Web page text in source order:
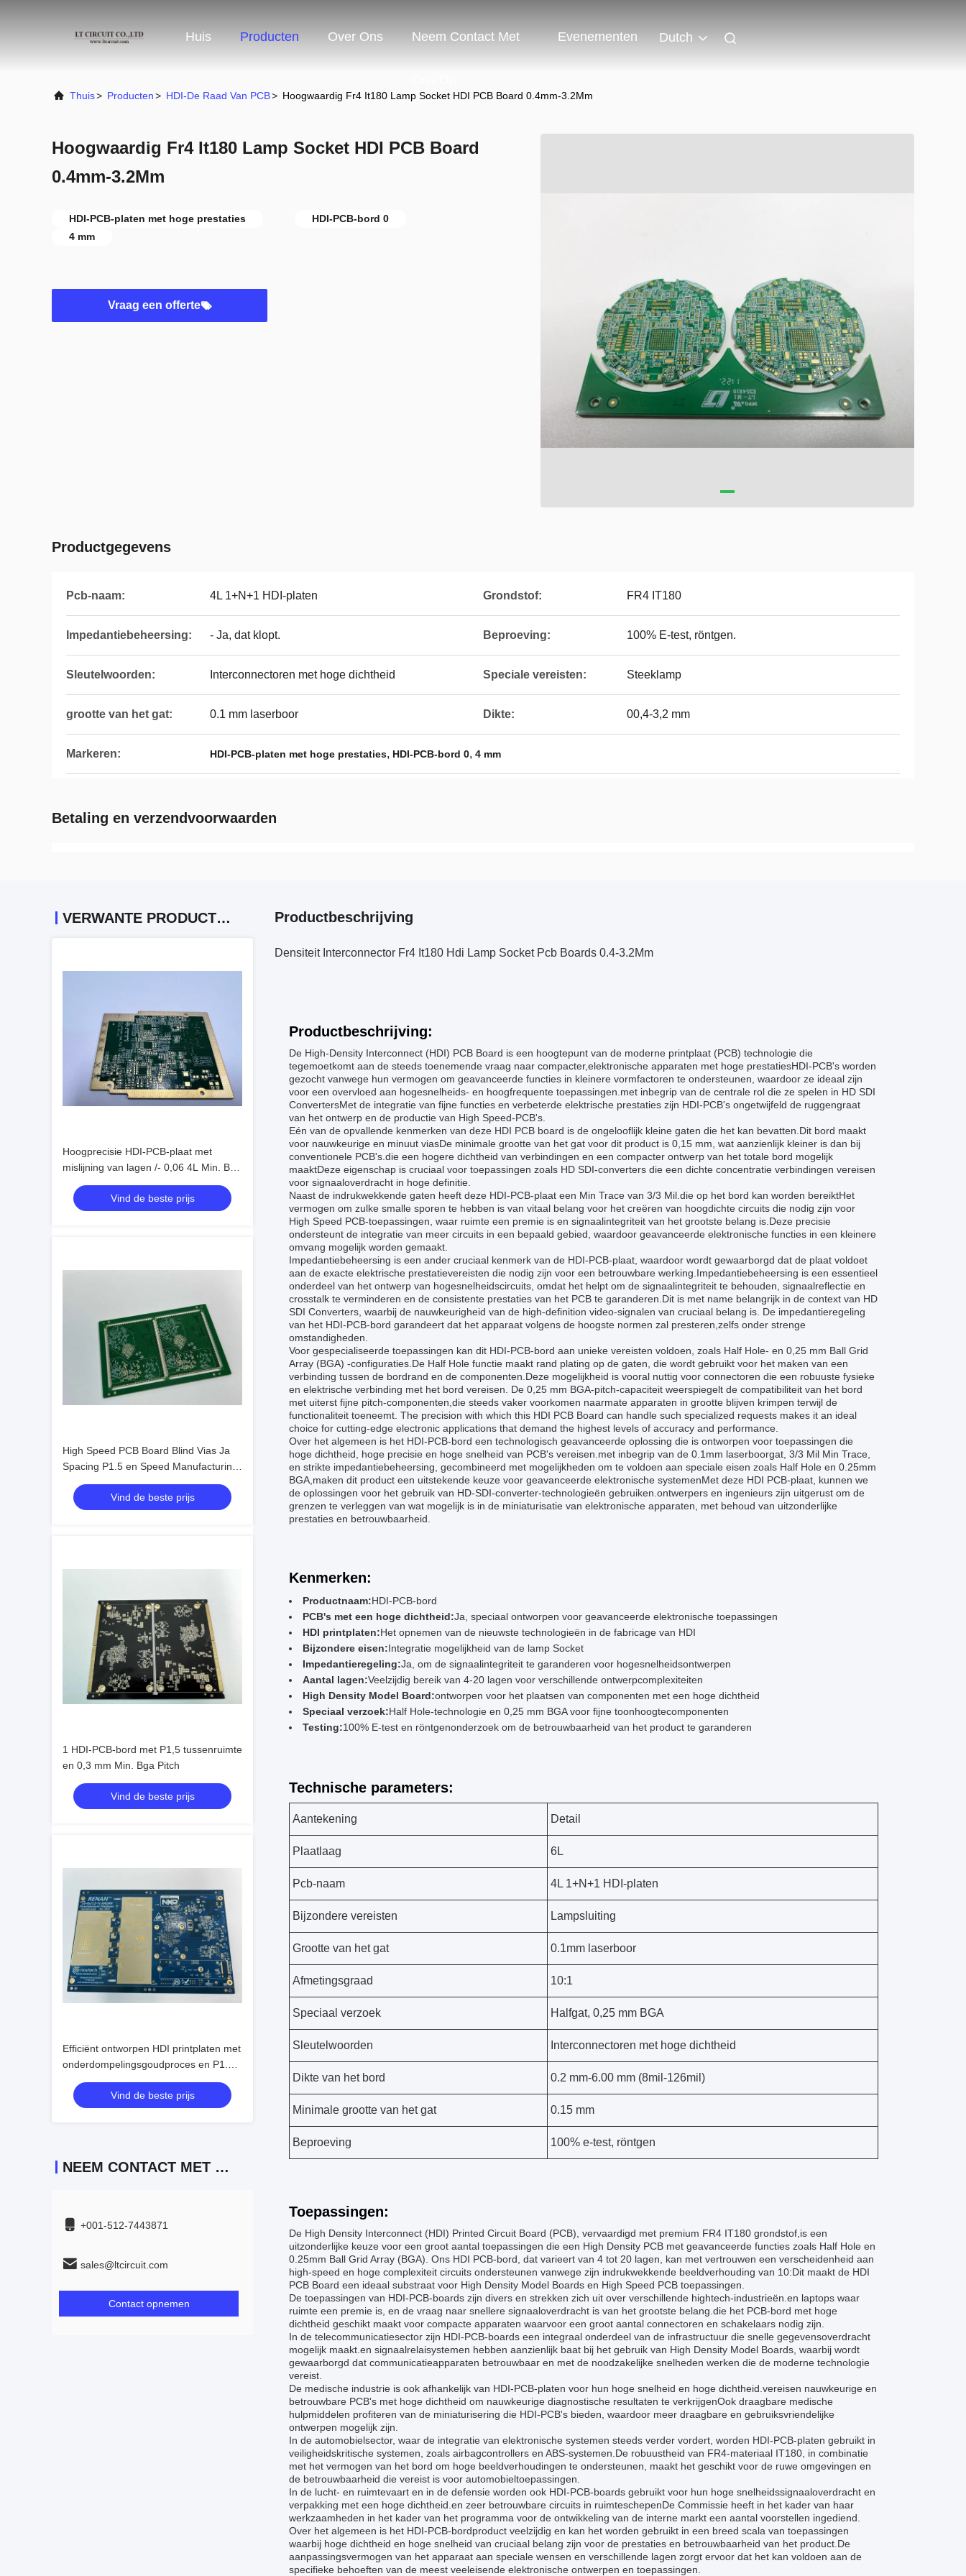
Huis Producten Over Ons Neem Contact Met Evenementen Dutch
Thuis> Producten> HDI-De Raad Van PCB> Hoogwaardig Fr4 It180 Lamp Socket HDI PCB Board 0.4mm-3.2Mm
Hoogwaardig Fr4 It180 Lamp Socket HDI PCB Board
0.4mm-3.2Mm
HDI-PCB-platen met hoge prestaties
HDI-PCB-bord 0
4 mm
Vraag een offerte
Productgegevens
Pcb-naam: 4L 1+N+1 HDI-platen Grondstof: FR4 IT180
Impedantiebeheersing: - Ja, dat klopt. Beproeving: 100% E-test, röntgen.
Sleutelwoorden: Interconnectoren met hoge dichtheid Speciale vereisten: Steeklamp
grootte van het gat: 0.1 mm laserboor Dikte: 00,4-3,2 mm
Markeren: HDI-PCB-platen met hoge prestaties, HDI-PCB-bord 0, 4 mm
Betaling en verzendvoorwaarden
VERWANTE PRODUCTEN
Hoogprecisie HDI-PCB-plaat met
mislijning van lagen /- 0,06 4L Min. Bga
Pitch 0,3mm
Vind de beste prijs
High Speed PCB Board Blind Vias Ja
Spacing P1.5 en Speed Manufacturing
voor uw productielijn
Vind de beste prijs
1 HDI-PCB-bord met P1,5 tussenruimte
en 0,3 mm Min. Bga Pitch
Vind de beste prijs
Efficiënt ontworpen HDI printplaten met
onderdompelingsgoudproces en P1.5-
spatiëring
Vind de beste prijs
NEEM CONTACT MET ONS OP
+001-512-7443871
sales@ltcircuit.com
Contact opnemen
Productbeschrijving
Densiteit Interconnector Fr4 It180 Hdi Lamp Socket Pcb Boards 0.4-3.2Mm
Productbeschrijving:
De High-Density Interconnect (HDI) PCB Board is een hoogtepunt van de moderne printplaat (PCB) technologie die
tegemoetkomt aan de steeds toenemende vraag naar compacter,elektronische apparaten met hoge prestatiesHDI-PCB's worden
gezocht vanwege hun vermogen om geavanceerde functies in kleinere vormfactoren te ondersteunen, waardoor ze ideaal zijn
voor een overvloed aan hogesnelheids- en hoogfrequente toepassingen.met inbegrip van de centrale rol die ze spelen in HD SDI
ConvertersMet de integratie van fijne functies en verbeterde elektrische prestaties zijn HDI-PCB's ongetwijfeld de ruggengraat
van het ontwerp en de productie van High Speed-PCB's.
Eén van de opvallende kenmerken van deze HDI PCB board is de ongelooflijk kleine gaten die het kan bevatten.Dit bord maakt
voor nauwkeurige en minuut viasDe minimale grootte van het gat voor dit product is 0,15 mm, wat aanzienlijk kleiner is dan bij
conventionele PCB's.die een hogere dichtheid van verbindingen en een compacter ontwerp van het totale bord mogelijk
maaktDeze eigenschap is cruciaal voor toepassingen zoals HD SDI-converters die een dichte concentratie verbindingen vereisen
voor signaaloverdracht in hoge definitie.
Naast de indrukwekkende gaten heeft deze HDI-PCB-plaat een Min Trace van 3/3 Mil.die op het bord kan worden bereiktHet
vermogen om zulke smalle sporen te hebben is van vitaal belang voor het creëren van hoogdichte circuits die nodig zijn voor
High Speed PCB-toepassingen, waar ruimte een premie is en signaalintegriteit van het grootste belang is.Deze precisie
ondersteunt de integratie van meer circuits in een bepaald gebied, waardoor geavanceerde elektronische functies in een kleinere
omvang mogelijk worden gemaakt.
Impedantiebeheersing is een ander cruciaal kenmerk van de HDI-PCB-plaat, waardoor wordt gewaarborgd dat de plaat voldoet
aan de exacte elektrische prestatievereisten die nodig zijn voor een betrouwbare werking.Impedantiebeheersing is een essentieel
onderdeel van het ontwerp van hogesnelheidscircuits, omdat het helpt om de signaalintegriteit te behouden, signaalreflectie en
crosstalk te verminderen en de consistente prestaties van het PCB te garanderen.Dit is met name belangrijk in de context van HD
SDI Converters, waarbij de nauwkeurigheid van de high-definition video-signalen van cruciaal belang is. De impedantieregeling
van het HDI-PCB-bord garandeert dat het apparaat volgens de hoogste normen zal presteren,zelfs onder strenge
omstandigheden.
Voor gespecialiseerde toepassingen kan dit HDI-PCB-bord aan unieke vereisten voldoen, zoals Half Hole- en 0,25 mm Ball Grid
Array (BGA) -configuraties.De Half Hole functie maakt rand plating op de gaten, die wordt gebruikt voor het maken van een
verbinding tussen de bordrand en de componenten.Deze mogelijkheid is vooral nuttig voor connectoren die een robuuste fysieke
en elektrische verbinding met het bord vereisen. De 0,25 mm BGA-pitch-capaciteit weerspiegelt de compatibiliteit van het bord
met uiterst fijne pitch-componenten,die steeds vaker voorkomen naarmate apparaten in grootte blijven krimpen terwijl de
functionaliteit toeneemt. The precision with which this HDI PCB Board can handle such specialized requests makes it an ideal
choice for cutting-edge electronic applications that demand the highest levels of accuracy and performance.
Over het algemeen is het HDI-PCB-bord een technologisch geavanceerde oplossing die is ontworpen voor toepassingen die
hoge dichtheid, hoge precisie en hoge snelheid van PCB's vereisen.met inbegrip van de 0.1mm laserboorgat, 3/3 Mil Min Trace,
en strikte impedantiebeheersing, gecombineerd met mogelijkheden om te voldoen aan speciale eisen zoals Half Hole en 0.25mm
BGA,maken dit product een uitstekende keuze voor geavanceerde elektronische systemenMet deze HDI PCB-plaat, kunnen we
de oplossingen voor het gebruik van HD-SDI-converter-technologieën gebruiken.ontwerpers en ingenieurs zijn uitgerust om de
grenzen te verleggen van wat mogelijk is in de miniaturisatie van elektronische apparaten, met behoud van uitzonderlijke
prestaties en betrouwbaarheid.
Kenmerken:
Productnaam:HDI-PCB-bord
PCB's met een hoge dichtheid:Ja, speciaal ontworpen voor geavanceerde elektronische toepassingen
HDI printplaten:Het opnemen van de nieuwste technologieën in de fabricage van HDI
Bijzondere eisen:Integratie mogelijkheid van de lamp Socket
Impedantieregeling:Ja, om de signaalintegriteit te garanderen voor hogesnelheidsontwerpen
Aantal lagen:Veelzijdig bereik van 4-20 lagen voor verschillende ontwerpcomplexiteiten
High Density Model Board:ontworpen voor het plaatsen van componenten met een hoge dichtheid
Speciaal verzoek:Half Hole-technologie en 0,25 mm BGA voor fijne toonhoogtecomponenten
Testing:100% E-test en röntgenonderzoek om de betrouwbaarheid van het product te garanderen
Technische parameters:
Aantekening Detail
Plaatlaag 6L
Pcb-naam 4L 1+N+1 HDI-platen
Bijzondere vereisten Lampsluiting
Grootte van het gat 0.1mm laserboor
Afmetingsgraad 10:1
Speciaal verzoek Halfgat, 0,25 mm BGA
Sleutelwoorden Interconnectoren met hoge dichtheid
Dikte van het bord 0.2 mm-6.00 mm (8mil-126mil)
Minimale grootte van het gat 0.15 mm
Beproeving 100% e-test, röntgen
Toepassingen:
De High Density Interconnect (HDI) Printed Circuit Board (PCB), vervaardigd met premium FR4 IT180 grondstof,is een
uitzonderlijke keuze voor een groot aantal toepassingen die een High Density PCB met geavanceerde functies zoals Half Hole en
0.25mm Ball Grid Array (BGA). Ons HDI PCB-bord, dat varieert van 4 tot 20 lagen, kan met vertrouwen een verscheidenheid aan
high-speed en hoge complexiteit circuits ondersteunen vanwege zijn indrukwekkende beeldverhouding van 10:Dit maakt de HDI
PCB Board een ideaal substraat voor High Density Model Boards en High Speed PCB toepassingen.
De toepassingen van HDI-PCB-boards zijn divers en strekken zich uit over verschillende hightech-industrieën.en laptops waar
ruimte een premie is, en de vraag naar snellere signaaloverdracht is van het grootste belang.die het PCB-bord met hoge
dichtheid geschikt maakt voor compacte apparaten waarvoor een groot aantal connectoren en schakelaars nodig zijn.
In de telecommunicatiesector zijn HDI-PCB-boards een integraal onderdeel van de infrastructuur die snelle gegevensoverdracht
mogelijk maakt.en signaalrelaisystemen hebben aanzienlijk baat bij het gebruik van High Density Model Boards, waarbij wordt
gewaarborgd dat communicatieapparaten betrouwbaar en met de noodzakelijke snelheden werken die de moderne technologie
vereist.
De medische industrie is ook afhankelijk van HDI-PCB-platen voor hun hoge snelheid en hoge dichtheid.vereisen nauwkeurige en
betrouwbare PCB's met hoge dichtheid om nauwkeurige diagnostische resultaten te verkrijgenOok draagbare medische
hulpmiddelen profiteren van de miniaturisering die HDI-PCB's bieden, waardoor meer draagbare en gebruiksvriendelijke
ontwerpen mogelijk zijn.
In de automobielsector, waar de integratie van elektronische systemen steeds verder vordert, worden HDI-PCB-platen gebruikt in
veiligheidskritische systemen, zoals airbagcontrollers en ABS-systemen.De robuustheid van FR4-materiaal IT180, in combinatie
met het vermogen van het bord om hoge beeldverhoudingen te ondersteunen, maakt het geschikt voor de ruwe omgevingen en
de betrouwbaarheid die vereist is voor automobieltoepassingen.
In de lucht- en ruimtevaart en in de defensie worden ook HDI-PCB-boards gebruikt voor hun hoge snelheidssignaaloverdracht en
verpakking met een hoge dichtheid.en zeer betrouwbare circuits in ruimteschepenDe Commissie heeft in het kader van haar
werkzaamheden in het kader van het programma voor de ontwikkeling van de interne markt een aantal voorstellen ingediend.
Over het algemeen is het HDI-PCB-bordproduct veelzijdig en kan het worden gebruikt in een breed scala van toepassingen
waarbij hoge dichtheid en hoge snelheid van cruciaal belang zijn voor de prestaties en betrouwbaarheid van het product.De
aanpassingsvermogen van het apparaat aan speciale wensen en verschillende lagen zorgt ervoor dat het kan voldoen aan de
specifieke behoeften van de meest veeleisende elektronische ontwerpen en toepassingen.